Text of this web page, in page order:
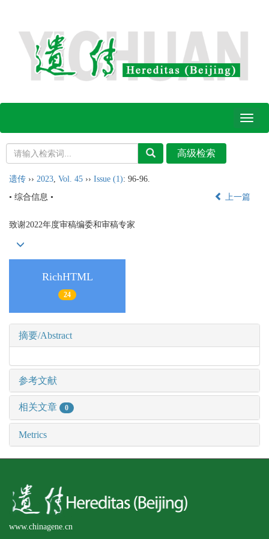
Toggle
遗传 ›› 2023 Vol. 45 ›› Issue (1): 96-96.
• 综合信息 •
上一篇
致谢2022年度审稿编委和审稿专家
RichHTML
24
摘要/Abstract
参考文献
相关文章 0
Metrics
www.chinagene.cn